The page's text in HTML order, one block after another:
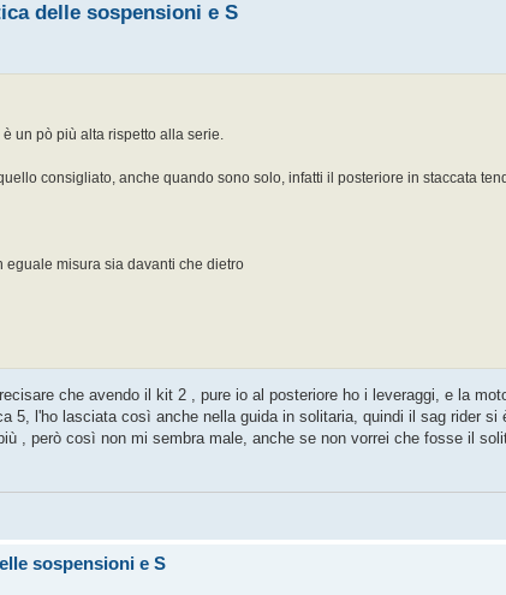
delle sospensioni e S
un pò più alta rispetto alla serie.
consigliato, anche quando sono solo, infatti il posteriore in staccata
misura sia davanti che dietro
che avendo il kit 2 , pure io al posteriore ho i leveraggi, e la
5, l'ho lasciata così anche nella guida in solitaria, quindi il sag rider si
, però così non mi sembra male, anche se non vorrei che fosse il
sospensioni e S